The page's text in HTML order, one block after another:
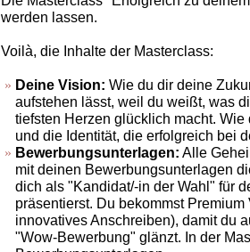
werden lassen.
Voilà, die Inhalte der Masterclass:
Deine Vision: Wie du dir deine
aufstehen lässt, weil du weißt, was
tiefsten Herzen glücklich macht.
und die Identität, die erfolgreich bei
Bewerbungsunterlagen: Alle
mit deinen Bewerbungsunterlagen
dich als "Kandidat/-in der Wahl" für
präsentierst. Du bekommst
innovatives Anschreiben), damit du
"Wow-Bewerbung" glänzt. In der